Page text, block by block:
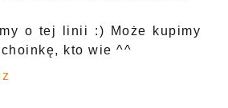
o tej linii :) Może kupimy
kto wie ^^